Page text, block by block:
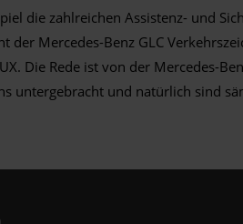
die zahlreichen Assistenz- und
Mercedes-Benz GLC
Die Rede ist von der Mercedes-
untergebracht und natürlich sind